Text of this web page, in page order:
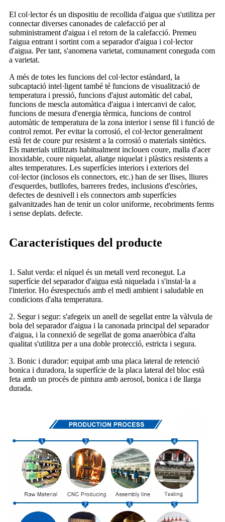
El col·lector és un dispositiu de recollida d'aigua que s'utilitza per
connectar diverses canonades de calefacció per al
subministrament d'aigua i el retorn de la calefacció. Premeu
l'aigua entrant i sortint com a separador d'aigua i col·lector
d'aigua. Per tant, s'anomena varietat, comunament coneguda com
a varietat.
A més de totes les funcions del col·lector estàndard, la
subcaptació intel·ligent també té funcions de visualització de
temperatura i pressió, funcions d'ajust automàtic del cabal,
funcions de mescla automàtica d'aigua i intercanvi de calor,
funcions de mesura d'energia tèrmica, funcions de control
automàtic de temperatura de la zona interior i sense fil i funció de
control remot. Per evitar la corrosió, el col·lector generalment
està fet de coure pur resistent a la corrosió o materials sintètics.
Els materials utilitzats habitualment inclouen coure, malla d'acer
inoxidable, coure niquelat, aliatge niquelat i plàstics resistents a
altes temperatures. Les superfícies interiors i exteriors del
col·lector (inclosos els connectors, etc.) han de ser llises, lliures
d'esquerdes, butllofes, barreres fredes, inclusions d'escòries,
defectes de desnivell i els connectors amb superfícies
galvanitzades han de tenir un color uniforme, recobriments ferms
i sense deplats. defecte.
Característiques del producte
1. Salut verda: el níquel és un metall verd reconegut. La
superfície del separador d'aigua està niquelada i s'instal·la a
l'interior. Ho ésrespectuós amb el medi ambient i saludable en
condicions d'alta temperatura.
2. Segur i segur: s'afegeix un anell de segellat entre la vàlvula de
bola del separador d'aigua i la canonada principal del separador
d'aigua, i la connexió de segellat de goma anaeròbica d'alta
qualitat s'utilitza per a una doble protecció, estricta i segura.
3. Bonic i durador: equipat amb una placa lateral de retenció
bonica i duradora, la superfície de la placa lateral del bloc està
feta amb un procés de pintura amb aerosol, bonica i de llarga
durada.